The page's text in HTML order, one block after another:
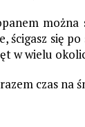
można
ścigasz się
w wielu
czas na